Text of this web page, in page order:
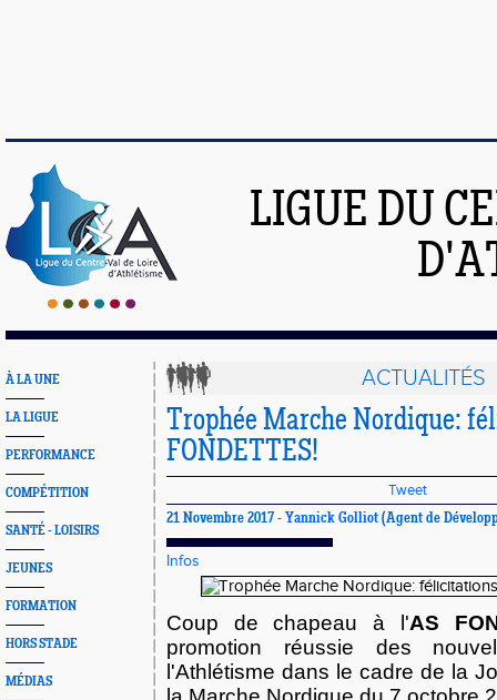
LIGUE DU
À LA UNE
LA LIGUE
PERFORMANCE
COMPÉTITION
SANTÉ - LOISIRS
JEUNES
FORMATION
HORS STADE
MÉDIAS
ACTUALITÉS
Trophée Marche Nordique:
FONDETTES!
Tweet
21 Novembre 2017 - Yannick Golliot (Agent de
Infos
Coup de chapeau à l'AS
promotion réussie des
l'Athlétisme dans le cadre de la